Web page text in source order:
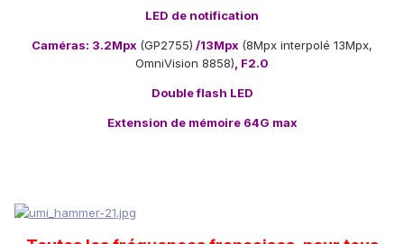
LED de notification
Caméras: 3.2Mpx (GP2755) /13Mpx (8Mpx interpolé 13Mpx,
OmniVision 8858) , F2.0
Double flash LED
Extension de mémoire 64G max